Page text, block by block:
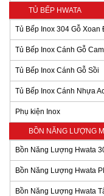
TỦ BẾP HWATA
Tủ Bếp Inox 304 Gỗ Xoan
Tủ Bếp Inox Cánh Gỗ
Tủ Bếp Inox Cánh Gỗ Sồi
Tủ Bếp Inox Cánh Nhựa
Phụ kiện Inox
BỒN NĂNG LƯỢNG
Bồn Năng Lượng Hwata
Bồn Năng Lượng Hwata
Bồn Năng Lượng Hwata